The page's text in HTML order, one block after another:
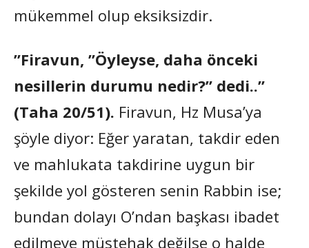
mükemmel olup eksiksizdir.
”Firavun, ”Öyleyse, daha önceki
nesillerin durumu nedir?” dedi..”
(Taha 20/51). Firavun, Hz Musa’ya
şöyle diyor: Eğer yaratan, takdir eden
ve mahlukata takdirine uygun bir
şekilde yol gösteren senin Rabbin ise;
bundan dolayı O’ndan başkası ibadet
edilmeye müstehak değilse o halde